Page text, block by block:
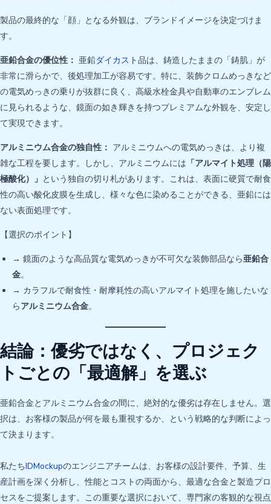
製品の最終的な「顔」となる外観は、ブランドイメージを決定づけま
す。
亜鉛合金の優位性： 亜鉛ダイカスト品は、鋳造したままの「鋳肌」が
非常に滑らかで、後処理加工が容易です。特に、装飾クロムめっきなど
の電気めっきの乗りが抜群に良く、高級水栓金具や自動車のエンブレム
に見られるような、鏡面の如き輝きを持つプレミアムな外観を、安定し
て実現できます。
アルミニウム合金の独自性： アルミニウムへの電気めっきは、より複
雑な工程を要します。しかし、アルミニウムには 「アルマイト処理（陽
極酸化）」 という独自の切り札があります。これは、表面に硬質で耐食
性の高い酸化皮膜を生成し、様々な色に染めることができる、亜鉛には
ない表面処理です。
【選択のポイント】
→ 鏡面のような高品質な電気めっきが不可欠な装飾部品なら亜鉛合
金。
→ カラフルで耐食性・耐摩耗性の高いアルマイト処理を施したいな
らアルミニウム合金。
結論：優劣ではなく、プロジェク
トごとの「最適解」を選ぶ
亜鉛合金とアルミニウム合金の間に、絶対的な優劣は存在しません。選
択は、お客様の製品が何を最も重視するか、という戦略的な判断によっ
て決まります。
私たちIDMockupのエンジニアチームは、お客様の設計要件、予算、生
産計画を深く分析し、性能とコストの両面から、最適な合金と製造プロ
セスをご提案します。この重要な選択において、専門家の客観的な視点